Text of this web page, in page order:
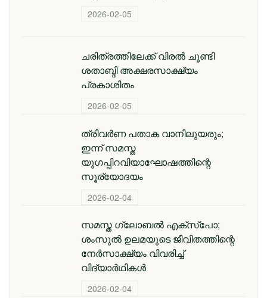
2026-02-05
ചരിത്രത്തിലേക്ക് വിരൽ ചൂണ്ടി
ശതാബ്ദി അക്ഷരസാക്ഷ്യം
പ്രകാശിതം
2026-02-05
ത്രിവർണ പതാക വാനിലുയരും;
ഇന്ന് സമസ്ത
യുഗപ്പിറവിയാഘോഷത്തിന്റെ
സൂര്യോദയം
2026-02-04
സമസ്ത ​ഗ്ലോബൽ എക്സ്പോ;
ശംസുൽ ഉലമയുടെ ജീവിതത്തിന്റെ
നേർസാക്ഷ്യം വിവരിച്ച്
വിദ്യാർഥികൾ
2026-02-04